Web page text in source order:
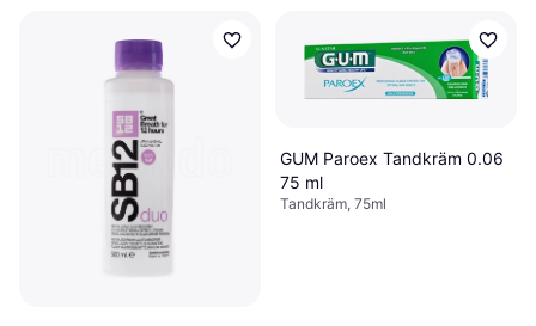
GUM Paroex Tandkräm 0.06
75 ml
Tandkräm, 75ml